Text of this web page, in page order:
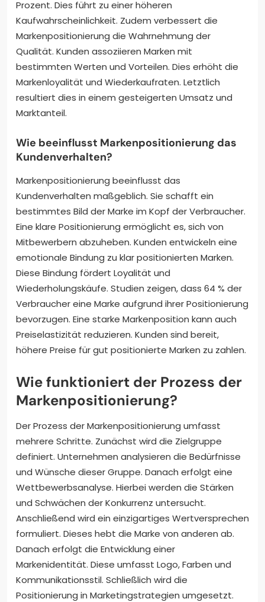
Prozent. Dies führt zu einer höheren
Kaufwahrscheinlichkeit. Zudem verbessert die
Markenpositionierung die Wahrnehmung der
Qualität. Kunden assoziieren Marken mit
bestimmten Werten und Vorteilen. Dies erhöht die
Markenloyalität und Wiederkaufraten. Letztlich
resultiert dies in einem gesteigerten Umsatz und
Marktanteil.
Wie beeinflusst Markenpositionierung das
Kundenverhalten?
Markenpositionierung beeinflusst das
Kundenverhalten maßgeblich. Sie schafft ein
bestimmtes Bild der Marke im Kopf der Verbraucher.
Eine klare Positionierung ermöglicht es, sich von
Mitbewerbern abzuheben. Kunden entwickeln eine
emotionale Bindung zu klar positionierten Marken.
Diese Bindung fördert Loyalität und
Wiederholungskäufe. Studien zeigen, dass 64 % der
Verbraucher eine Marke aufgrund ihrer Positionierung
bevorzugen. Eine starke Markenposition kann auch
Preiselastizität reduzieren. Kunden sind bereit,
höhere Preise für gut positionierte Marken zu zahlen.
Wie funktioniert der Prozess der
Markenpositionierung?
Der Prozess der Markenpositionierung umfasst
mehrere Schritte. Zunächst wird die Zielgruppe
definiert. Unternehmen analysieren die Bedürfnisse
und Wünsche dieser Gruppe. Danach erfolgt eine
Wettbewerbsanalyse. Hierbei werden die Stärken
und Schwächen der Konkurrenz untersucht.
Anschließend wird ein einzigartiges Wertversprechen
formuliert. Dieses hebt die Marke von anderen ab.
Danach erfolgt die Entwicklung einer
Markenidentität. Diese umfasst Logo, Farben und
Kommunikationsstil. Schließlich wird die
Positionierung in Marketingstrategien umgesetzt.